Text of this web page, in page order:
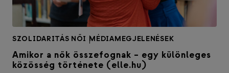
SZOLIDARITÁS NŐI |
MÉDIAMEGJELENÉSEK
Amikor a nők összefognak – egy különleges
közösség története (elle.hu)